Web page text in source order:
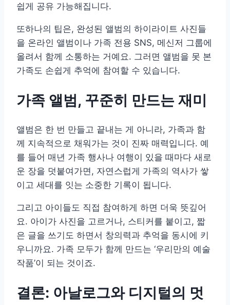
쉽게 공유 가능해집니다.
또하나의 팁은, 완성된 앨범의 하이라이트 사진들
을 온라인 앨범이나 가족 전용 SNS, 메신저 그룹에
올려서 함께 소통하는 거예요. 그러면 앨범을 못 본
가족도 손쉽게 추억에 참여할 수 있습니다.
가족 앨범, 꾸준히 만드는 재미
앨범은 한 번 만들고 끝내는 게 아니라, 가족과 함
께 지속적으로 채워가는 것이 진짜 매력입니다. 예
를 들어 매년 가족 행사나 여행이 있을 때마다 새로
운 장을 덧붙여가면, 자연스럽게 가족의 역사가 쌓
이고 세대를 잇는 소중한 기록이 됩니다.
그리고 아이들도 직접 참여하게 하면 더욱 뜻깊어
요. 아이가 사진을 고르거나, 스티커를 붙이고, 짧
은 글을 쓰기도 하면서 창의력과 추억을 동시에 키
우니까요. 가족 모두가 함께 만드는 ‘우리만의 예술
작품’이 되는 것이죠.
결론: 아날로그와 디지털의 멋